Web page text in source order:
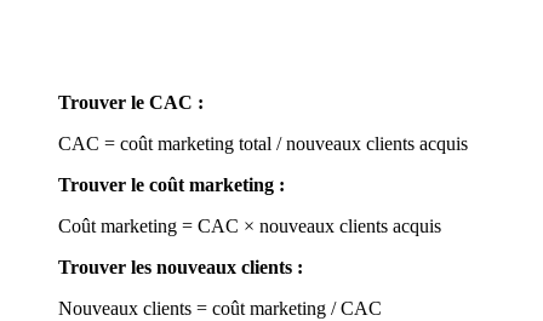
Trouver le CAC :
CAC = coût marketing total / nouveaux clients acquis
Trouver le coût marketing :
Coût marketing = CAC × nouveaux clients acquis
Trouver les nouveaux clients :
Nouveaux clients = coût marketing / CAC